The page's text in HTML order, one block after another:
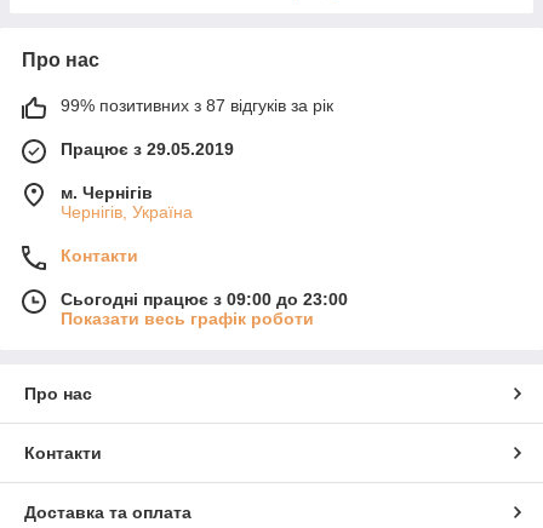
Про нас
99% позитивних з 87 відгуків за рік
Працює з 29.05.2019
м. Чернігів
Чернігів, Україна
Контакти
Сьогодні працює з 09:00 до 23:00
Показати весь графік роботи
Про нас
Контакти
Доставка та оплата